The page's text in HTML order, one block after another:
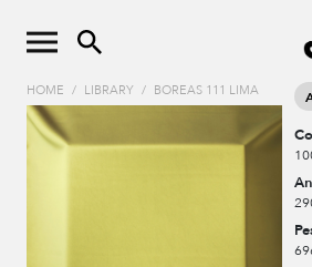
HOME / LIBRARY / BOREAS 111 LIMA